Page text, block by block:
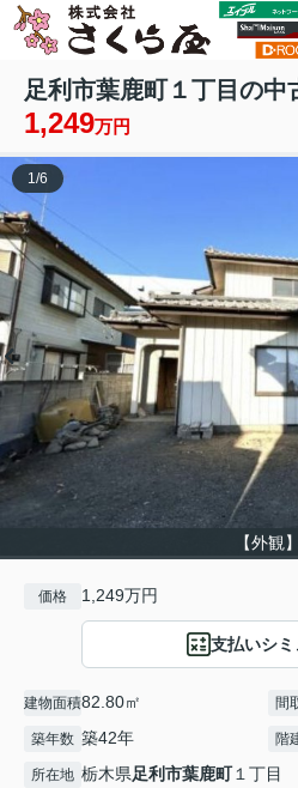
足利市葉鹿町１丁目の中
1,249万円
【外観】
1/6
価格 1,249万円
支払いシ
建物面積82.80㎡ 間
築年数 築42年 階
所在地 栃木県足利市葉鹿町１丁目